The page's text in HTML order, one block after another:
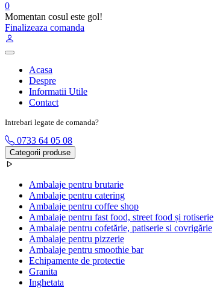
0
Momentan cosul este gol!
Finalizeaza comanda
Acasa
Despre
Informatii Utile
Contact
Intrebari legate de comanda?
0733 64 05 08
Categorii produse
Ambalaje pentru brutarie
Ambalaje pentru catering
Ambalaje pentru coffee shop
Ambalaje pentru fast food, street food și rotiserie
Ambalaje pentru cofetărie, patiserie si covrigărie
Ambalaje pentru pizzerie
Ambalaje pentru smoothie bar
Echipamente de protectie
Granita
Inghetata